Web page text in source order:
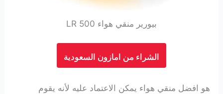
بيورير منقي هواء LR 500
الشراء من امازون السعودية
هو افضل منقي هواء يمكن الاعتماد عليه لأنه يقوم